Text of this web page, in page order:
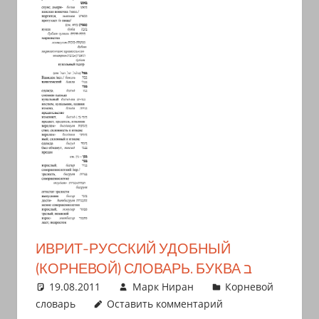
иврите
арамейском.
Поговорки
пословицы
транскрипцией
арабском,
иврите
Кулинарные
рецепты
новости
ИВРИТ-РУССКИЙ УДОБНЫЙ
(КОРНЕВОЙ) СЛОВАРЬ. БУКВА ב
19.08.2011 Марк Ниран
Корневой
словарь
Оставить комментарий